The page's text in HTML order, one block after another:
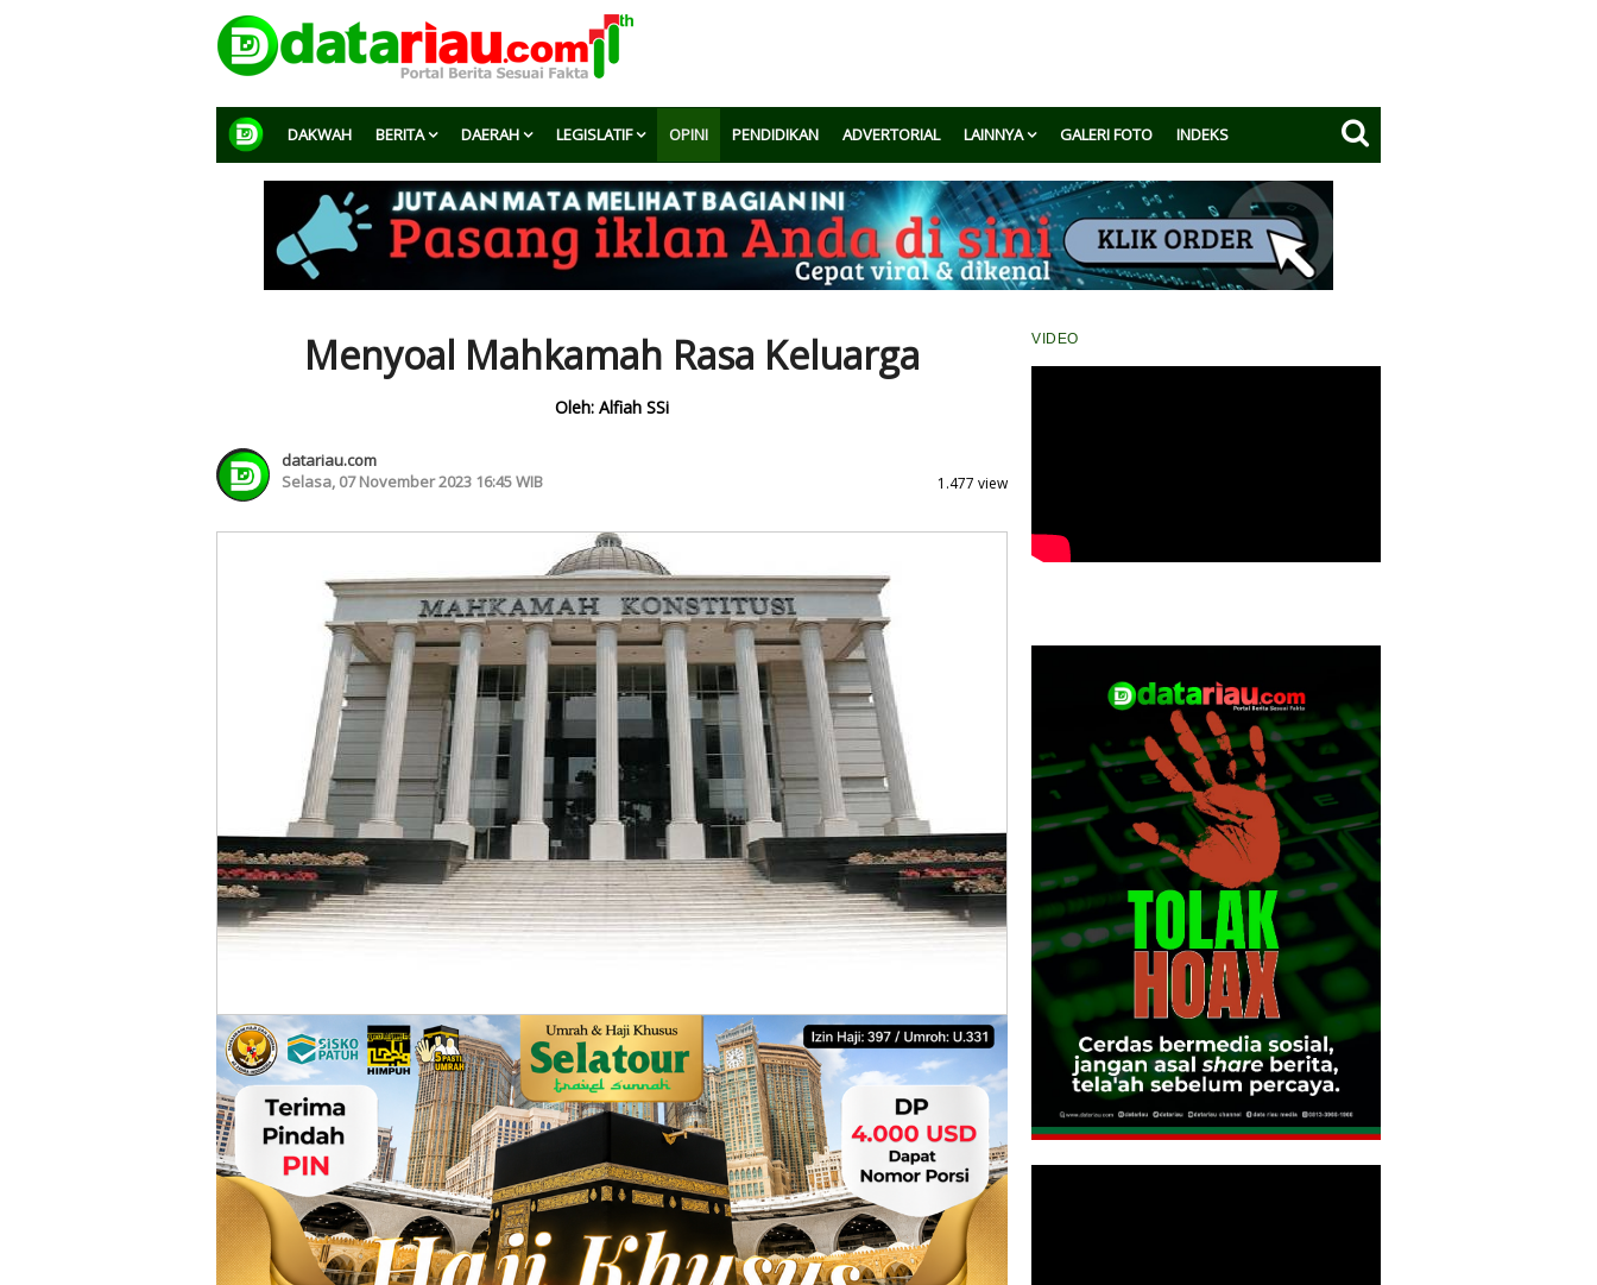
DAKWAH BERITA DAERAH LEGISLATIF OPINI PENDIDIKAN ADVERTORIAL LAINNYA GALERI FOTO INDEKS
Menyoal Mahkamah Rasa Keluarga
Oleh: Alfiah SSi
datariau.com
Selasa, 07 November 2023 16:45 WIB
1.477 view
VIDEO